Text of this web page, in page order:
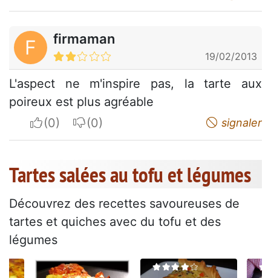
F firmaman
19/02/2013
L'aspect ne m'inspire pas, la tarte aux
poireux est plus agréable
I apreciateI do not appreciate signaler
Tartes salées au tofu et légumes
Découvrez des recettes savoureuses de
tartes et quiches avec du tofu et des
légumes